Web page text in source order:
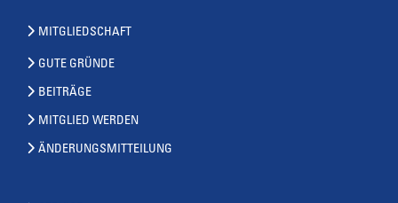
MITGLIEDSCHAFT
GUTE GRÜNDE
BEITRÄGE
MITGLIED WERDEN
ÄNDERUNGSMITTEILUNG